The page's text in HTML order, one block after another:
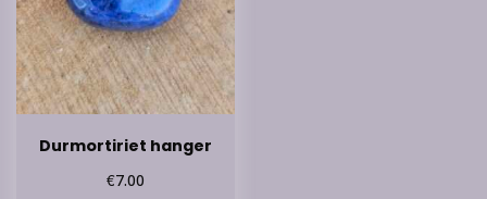
Durmortiriet hanger
€7.00